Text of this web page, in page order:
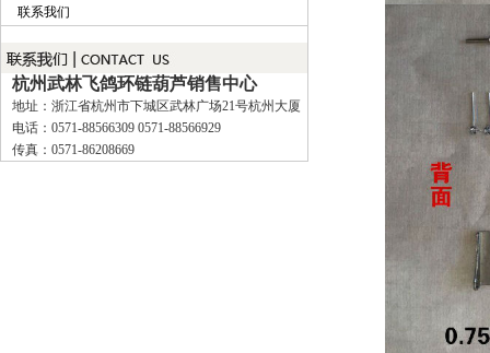
联系我们
杭州武林飞鸽环链葫芦销售中心
地址：浙江省杭州市下城区武林广场21号杭州大厦
电话：0571-88566309 0571-88566929
传真：0571-86208669